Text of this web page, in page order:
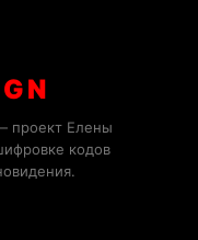
проект Елены
кодов